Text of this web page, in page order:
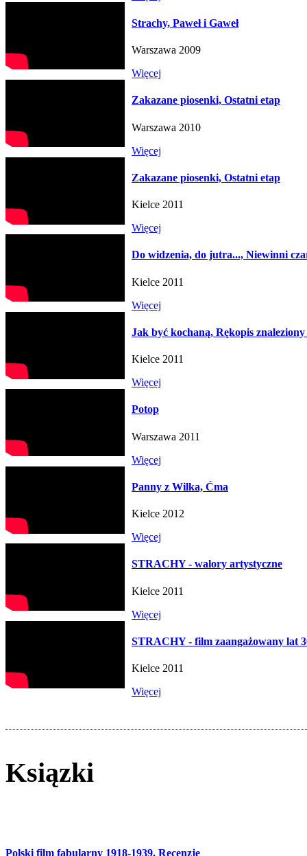
Strachy, Paweł i Gaweł
Warszawa 2009
Więcej
Zakazane piosenki, Ostatni etap
Warszawa 2010
Więcej
Zakazane piosenki, Ostatni etap
Kielce 2011
Więcej
Do widzenia, do jutra..., Niewinni
Kielce 2011
Więcej
Jak być kochaną, Rękopis znaleziony
Kielce 2011
Więcej
Potop
Warszawa 2011
Więcej
Panny z Wilka, Ćma
Kielce 2012
Więcej
STRACHY - walory artystyczne
Kielce 2011
Więcej
STRACHY - film zaangażowany lat
Kielce 2011
Więcej
Ksiązki
Polski film fabularny 1918-1939. Recenzje